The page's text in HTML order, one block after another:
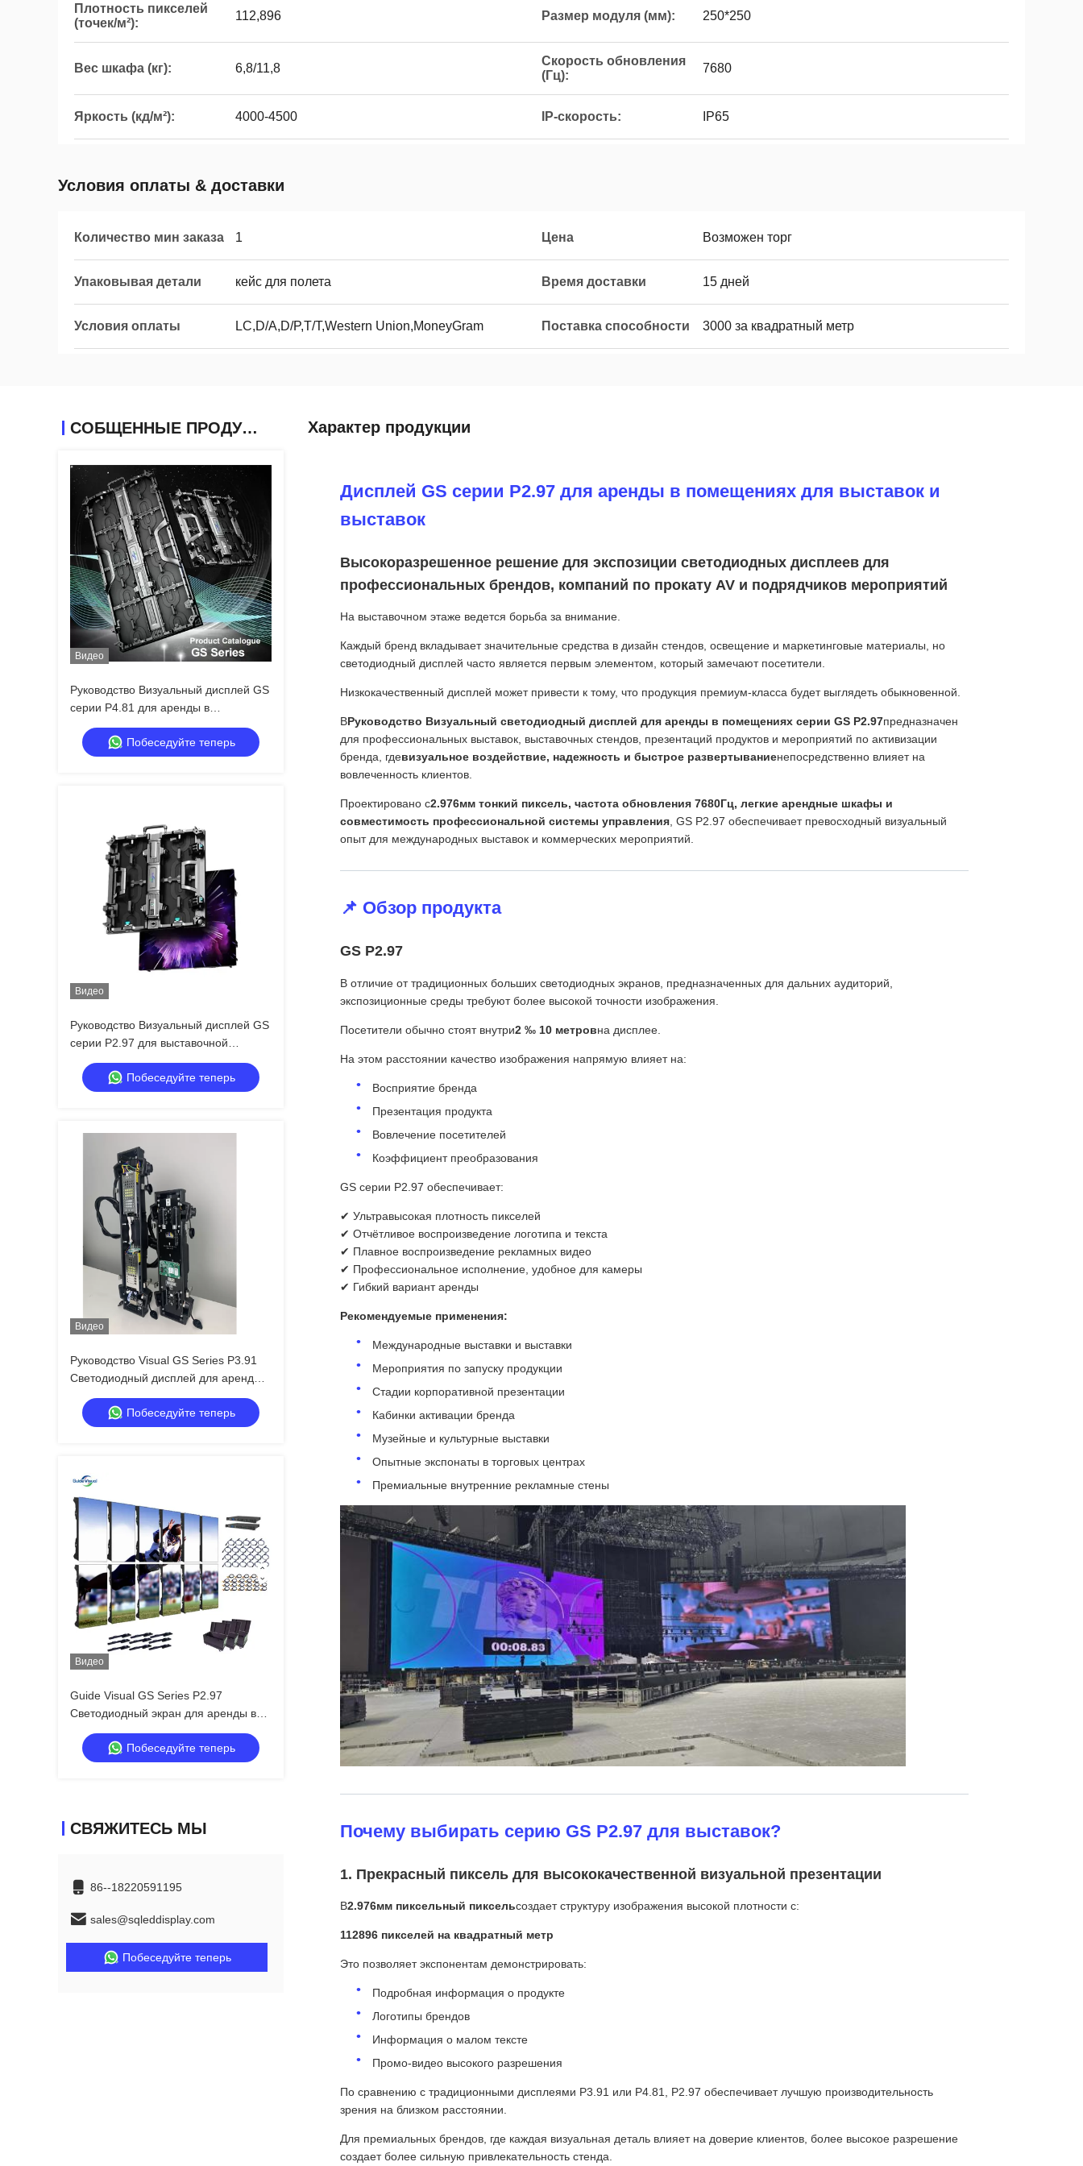
Плотность пикселей
(точек/м²):
112,896 Размер модуля (мм): 250*250
Вес шкафа (кг): 6,8/11,8
Скорость обновления
(Гц):
7680
Яркость (кд/м²): 4000-4500 IP-скорость: IP65
Условия оплаты & доставки
Количество мин заказа 1 Цена Возможен торг
Упаковывая детали кейс для полета Время доставки 15 дней
Условия оплаты LC,D/A,D/P,T/T,Western Union,MoneyGram Поставка способности 3000 за квадратный метр
СОБЩЕННЫЕ ПРОДУКТЫ
Видео
Руководство Визуальный дисплей GS
серии P4.81 для аренды в
помещениях для больших
мероприятий, экономически
эффективный 7680Hz CE
Побеседуйте теперь
Видео
Руководство Визуальный дисплей GS
серии P2.97 для выставочной
конференции, 7680 Гц без черного
экрана CE Побеседуйте теперь
Видео
Руководство Visual GS Series P3.91
Светодиодный дисплей для аренды
на открытом воздухе, 5000 нит, IP65
для музыкальных фестивалей,
двойное резервное копирование,
Побеседуйте теперь
Видео
Guide Visual GS Series P2.97
Светодиодный экран для аренды в
помещении для выставочных
мероприятий, 7680 Гц, без черного
экрана CE
Побеседуйте теперь
СВЯЖИТЕСЬ МЫ
86--18220591195
sales@sqleddisplay.com
Побеседуйте теперь
Характер продукции
Дисплей GS серии P2.97 для аренды в помещениях для выставок и
выставок
Высокоразрешенное решение для экспозиции светодиодных дисплеев для
профессиональных брендов, компаний по прокату AV и подрядчиков мероприятий
На выставочном этаже ведется борьба за внимание.
Каждый бренд вкладывает значительные средства в дизайн стендов, освещение и маркетинговые материалы, но
светодиодный дисплей часто является первым элементом, который замечают посетители.
Низкокачественный дисплей может привести к тому, что продукция премиум-класса будет выглядеть обыкновенной.
ВРуководство Визуальный светодиодный дисплей для аренды в помещениях серии GS P2.97предназначен
для профессиональных выставок, выставочных стендов, презентаций продуктов и мероприятий по активизации
бренда, гдевизуальное воздействие, надежность и быстрое развертываниенепосредственно влияет на
вовлеченность клиентов.
Проектировано с2.976мм тонкий пиксель, частота обновления 7680Гц, легкие арендные шкафы и
совместимость профессиональной системы управления, GS P2.97 обеспечивает превосходный визуальный
опыт для международных выставок и коммерческих мероприятий.
📌 Обзор продукта
GS P2.97
В отличие от традиционных больших светодиодных экранов, предназначенных для дальних аудиторий,
экспозиционные среды требуют более высокой точности изображения.
Посетители обычно стоят внутри2 ‰ 10 метровна дисплее.
На этом расстоянии качество изображения напрямую влияет на:
Восприятие бренда
Презентация продукта
Вовлечение посетителей
Коэффициент преобразования
GS серии P2.97 обеспечивает:
✔ Ультравысокая плотность пикселей
✔ Отчётливое воспроизведение логотипа и текста
✔ Плавное воспроизведение рекламных видео
✔ Профессиональное исполнение, удобное для камеры
✔ Гибкий вариант аренды
Рекомендуемые применения:
Международные выставки и выставки
Мероприятия по запуску продукции
Стадии корпоративной презентации
Кабинки активации бренда
Музейные и культурные выставки
Опытные экспонаты в торговых центрах
Премиальные внутренние рекламные стены
Почему выбирать серию GS P2.97 для выставок?
1. Прекрасный пиксель для высококачественной визуальной презентации
В2.976мм пиксельный пиксельсоздает структуру изображения высокой плотности с:
112896 пикселей на квадратный метр
Это позволяет экспонентам демонстрировать:
Подробная информация о продукте
Логотипы брендов
Информация о малом тексте
Промо-видео высокого разрешения
По сравнению с традиционными дисплеями P3.91 или P4.81, P2.97 обеспечивает лучшую производительность
зрения на близком расстоянии.
Для премиальных брендов, где каждая визуальная деталь влияет на доверие клиентов, более высокое разрешение
создает более сильную привлекательность стенда.